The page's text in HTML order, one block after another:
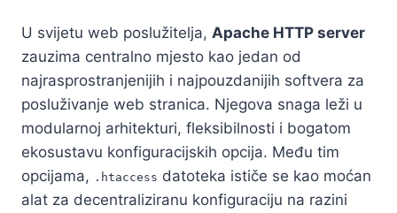
U svijetu web poslužitelja, Apache HTTP server
zauzima centralno mjesto kao jedan od
najrasprostranjenijih i najpouzdanijih softvera za
posluživanje web stranica. Njegova snaga leži u
modularnoj arhitekturi, fleksibilnosti i bogatom
ekosustavu konfiguracijskih opcija. Među tim
opcijama, .htaccess datoteka ističe se kao moćan
alat za decentraliziranu konfiguraciju na razini